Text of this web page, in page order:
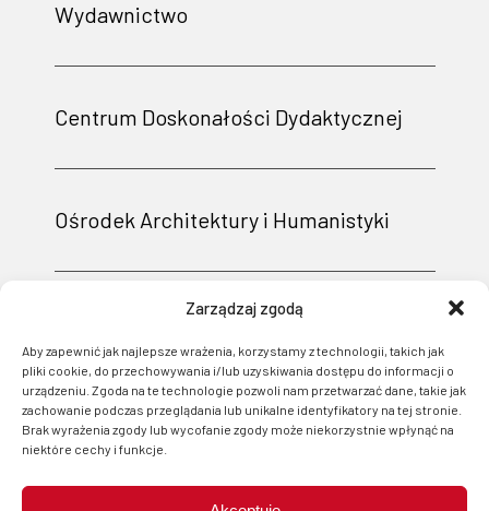
Zarządzaj zgodą
Aby zapewnić jak najlepsze wrażenia, korzystamy z technologii, takich jak
pliki cookie, do przechowywania i/lub uzyskiwania dostępu do informacji o
urządzeniu. Zgoda na te technologie pozwoli nam przetwarzać dane, takie jak
zachowanie podczas przeglądania lub unikalne identyfikatory na tej stronie.
Brak wyrażenia zgody lub wycofanie zgody może niekorzystnie wpłynąć na
niektóre cechy i funkcje.
Wydawnictwo
Centrum Doskonałości Dydaktycznej
Ośrodek Architektury i Humanistyki